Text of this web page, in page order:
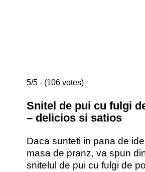
5/5 - (106 votes)
Snitel de pui cu fulgi
– delicios si satios
Daca sunteti in pana de
masa de pranz, va spun
snitelul de pui cu fulgi de